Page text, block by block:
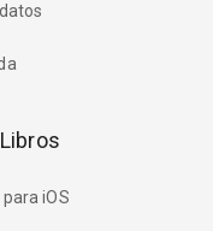
iOS